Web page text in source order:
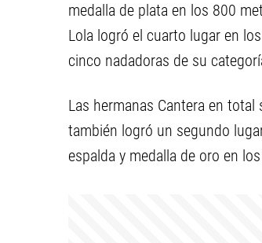
medalla de plata en los 800
Lola logró el cuarto lugar en
cinco nadadoras de su
Las hermanas Cantera en
también logró un segundo
espalda y medalla de oro en